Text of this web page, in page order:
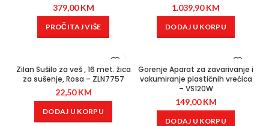
379,00KM
PROČITAJ VIŠE
1.039,90KM
DODAJ U KORPU
Zilan Sušilo za veš , 16 met. žica
za sušenje, Rosa – ZLN7757
22,50KM
DODAJ U KORPU
Gorenje Aparat za zavarivanje i
vakumiranje plastičnih vrećica
– VS120W
149,00KM
DODAJ U KORPU